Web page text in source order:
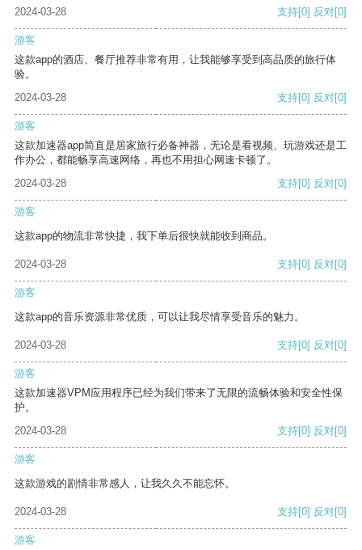
2024-03-28 支持[0] 反对[0]
游客
这款app的酒店、餐厅推荐非常有用，让我能够享受到高品质的旅行体
验。
2024-03-28
支持[0] 反对[0]
游客
这款加速器app简直是居家旅行必备神器，无论是看视频、玩游戏还是工
作办公，都能畅享高速网络，再也不用担心网速卡顿了。
2024-03-28
支持[0] 反对[0]
游客
这款app的物流非常快捷，我下单后很快就能收到商品。
2024-03-28 支持[0] 反对[0]
游客
这款app的音乐资源非常优质，可以让我尽情享受音乐的魅力。
2024-03-28 支持[0] 反对[0]
游客
这款加速器VPM应用程序已经为我们带来了无限的流畅体验和安全性保
护。
2024-03-28
支持[0] 反对[0]
游客
这款游戏的剧情非常感人，让我久久不能忘怀。
2024-03-28 支持[0] 反对[0]
游客